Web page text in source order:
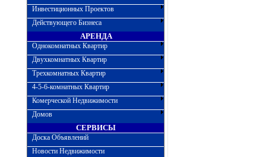
Инвестиционных Проектов
Действующего Бизнеса
АРЕНДА
Однокомнатных Квартир
Двухкомнатных Квартир
Трехкомнатных Квартир
4-5-6-комнатных Квартир
Комерческой Недвижимости
Домов
СЕРВИСЫ
Доска Объявлений
Новости Недвижимости